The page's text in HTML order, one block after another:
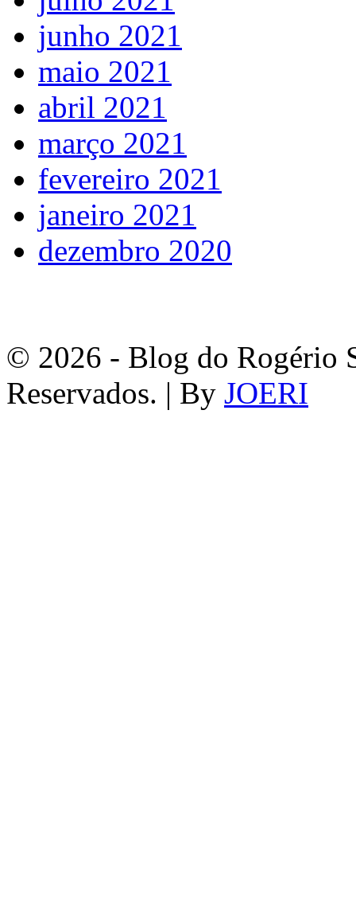
junho 2021
maio 2021
abril 2021
março 2021
fevereiro 2021
janeiro 2021
dezembro 2020
© 2026 - Blog do Rogério
Reservados. | By JOERI